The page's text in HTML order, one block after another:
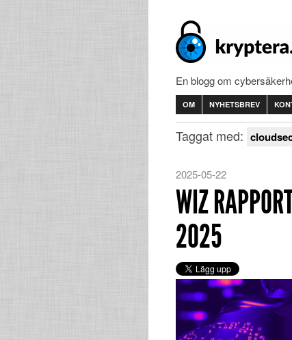
En blogg om
OM NYHETSBREV
Taggat med:
2025-05-22
WIZ
2025